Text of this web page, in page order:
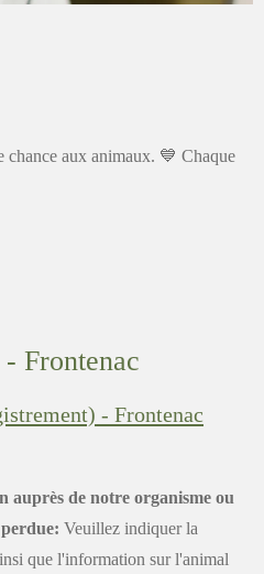
chance aux animaux. 💙 Chaque
Frontenac
- Frontenac
auprès de notre organisme ou
Veuillez indiquer la
que l'information sur l'animal